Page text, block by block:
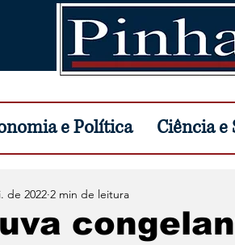
e Política Ciência e
de 2022 2 min de leitura